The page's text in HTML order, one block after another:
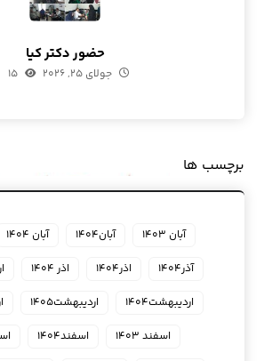
حضور دکتر کیا
جولای ۲۵, ۲۰۲۶ ۱۵
برچسب ها
آبان ۱۴۰۳ آبان۱۴۰۴ آبان ۱۴۰۴
آذر۱۴۰۴
اذر۱۴۰۴ اذر ۱۴۰۴
اردیبهشت۱۴۰۴
اردیبهشت۱۴۰۵
اسفند ۱۴۰۳
اسفند۱۴۰۴